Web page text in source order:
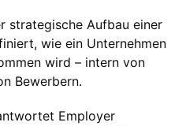
strategische Aufbau einer
wie ein Unternehmen
wird – intern von
Bewerbern.
Employer